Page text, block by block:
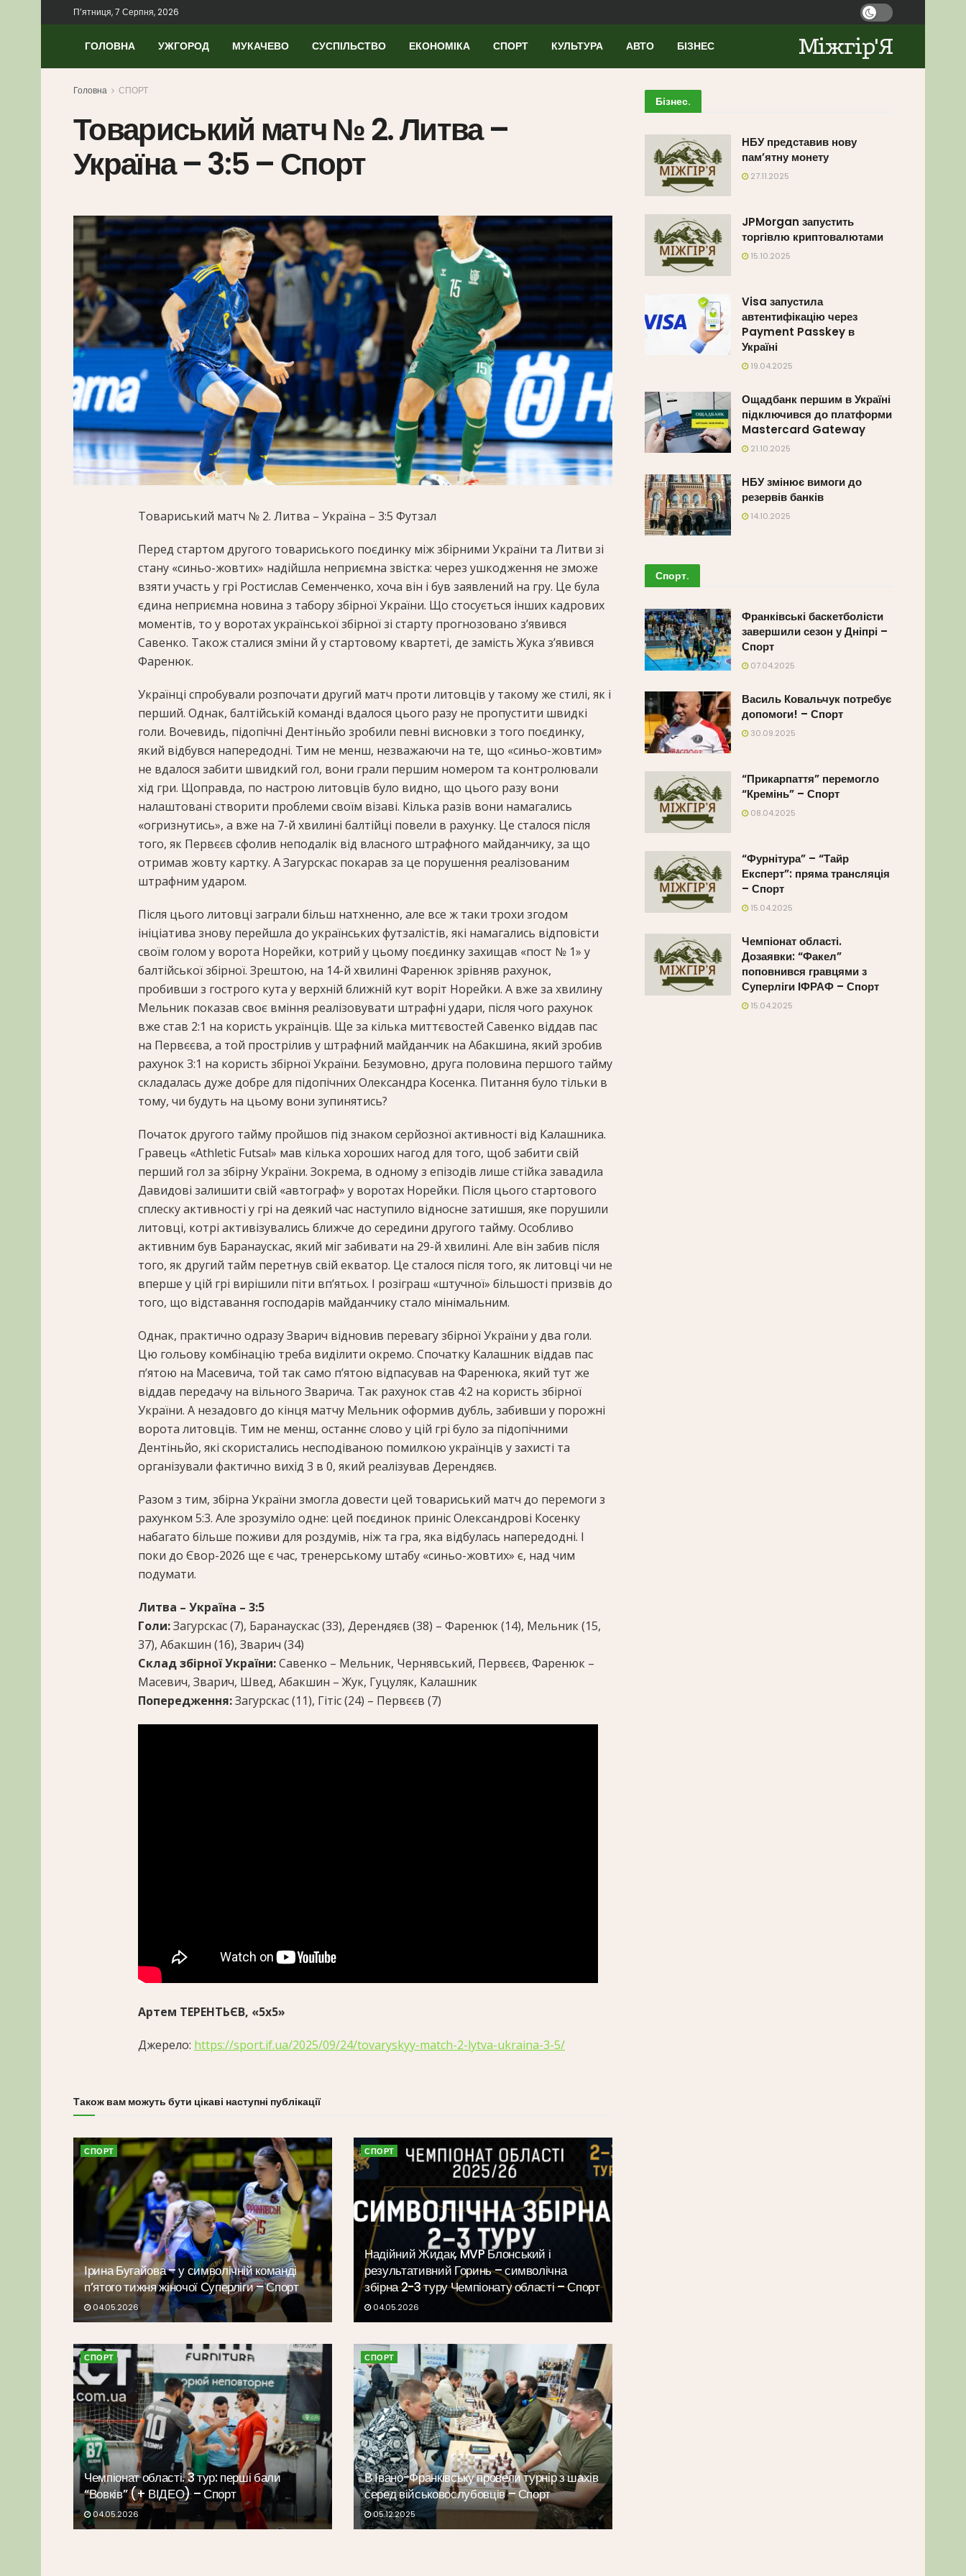
П’ятниця, 7 Серпня, 2026
ГОЛОВНА УЖГОРОД МУКАЧЕВО СУСПІЛЬСТВО ЕКОНОМІКА СПОРТ КУЛЬТУРА АВТО БІЗНЕС Міжгір'Я
Головна СПОРТ
Товариський матч № 2. Литва –
Україна – 3:5 – Спорт
Товариський матч № 2. Литва – Україна – 3:5 Футзал
Перед стартом другого товариського поєдинку між збірними України та Литви зі
стану «синьо-жовтих» надійшла неприємна звістка: через ушкодження не зможе
взяти участь у грі Ростислав Семенченко, хоча він і був заявлений на гру. Це була
єдина неприємна новина з табору збірної України. Що стосується інших кадрових
моментів, то у воротах української збірної зі старту прогнозовано з’явився
Савенко. Також сталися зміни й у стартовому квартеті, де замість Жука з’явився
Фаренюк.
Українці спробували розпочати другий матч проти литовців у такому же стилі, як і
перший. Однак, балтійській команді вдалося цього разу не пропустити швидкі
голи. Вочевидь, підопічні Дентіньйо зробили певні висновки з того поєдинку,
який відбувся напередодні. Тим не менш, незважаючи на те, що «синьо-жовтим»
не вдалося забити швидкий гол, вони грали першим номером та контролювали
хід гри. Щоправда, по настрою литовців було видно, що цього разу вони
налаштовані створити проблеми своїм візаві. Кілька разів вони намагались
«огризнутись», а вже на 7-й хвилині балтійці повели в рахунку. Це сталося після
того, як Первєєв сфолив неподалік від власного штрафного майданчику, за що
отримав жовту картку. А Загурскас покарав за це порушення реалізованим
штрафним ударом.
Після цього литовці заграли більш натхненно, але все ж таки трохи згодом
ініціатива знову перейшла до українських футзалістів, які намагались відповісти
своїм голом у ворота Норейки, котрий у цьому поєдинку захищав «пост № 1» у
балтійської збірної. Зрештою, на 14-й хвилині Фаренюк зрівняв рахунок,
пробивши з гострого кута у верхній ближній кут воріт Норейки. А вже за хвилину
Мельник показав своє вміння реалізовувати штрафні удари, після чого рахунок
вже став 2:1 на користь українців. Ще за кілька миттєвостей Савенко віддав пас
на Первєєва, а той прострілив у штрафний майданчик на Абакшина, який зробив
рахунок 3:1 на користь збірної України. Безумовно, друга половина першого тайму
складалась дуже добре для підопічних Олександра Косенка. Питання було тільки в
тому, чи будуть на цьому вони зупинятись?
Початок другого тайму пройшов під знаком серйозної активності від Калашника.
Гравець «Athletic Futsal» мав кілька хороших нагод для того, щоб забити свій
перший гол за збірну України. Зокрема, в одному з епізодів лише стійка завадила
Давидові залишити свій «автограф» у воротах Норейки. Після цього стартового
сплеску активності у грі на деякий час наступило відносне затишшя, яке порушили
литовці, котрі активізувались ближче до середини другого тайму. Особливо
активним був Баранаускас, який міг забивати на 29-й хвилині. Але він забив після
того, як другий тайм перетнув свій екватор. Це сталося після того, як литовці чи не
вперше у цій грі вирішили піти вп’ятьох. І розіграш «штучної» більшості призвів до
того, що відставання господарів майданчику стало мінімальним.
Однак, практично одразу Зварич відновив перевагу збірної України у два голи.
Цю гольову комбінацію треба виділити окремо. Спочатку Калашник віддав пас
п’ятою на Масевича, той так само п’ятою відпасував на Фаренюка, який тут же
віддав передачу на вільного Зварича. Так рахунок став 4:2 на користь збірної
України. А незадовго до кінця матчу Мельник оформив дубль, забивши у порожні
ворота литовців. Тим не менш, останнє слово у цій грі було за підопічними
Дентіньйо, які скористались несподіваною помилкою українців у захисті та
організували фактично вихід 3 в 0, який реалізував Дерендяєв.
Разом з тим, збірна України змогла довести цей товариський матч до перемоги з
рахунком 5:3. Але зрозуміло одне: цей поєдинок приніс Олександрові Косенку
набагато більше поживи для роздумів, ніж та гра, яка відбулась напередодні. І
поки до Євор-2026 ще є час, тренерському штабу «синьо-жовтих» є, над чим
подумати.
Литва – Україна – 3:5
Голи:Загурскас (7), Баранаускас (33), Дерендяєв (38) – Фаренюк (14), Мельник (15,
37), Абакшин (16), Зварич (34)
Склад збірної України:Савенко – Мельник, Чернявський, Первєєв, Фаренюк –
Масевич, Зварич, Швед, Абакшин – Жук, Гуцуляк, Калашник
Попередження:Загурскас (11), Гітіс (24) – Первєєв (7)
Артем ТЕРЕНТЬЄВ, «5х5»
Джерело: https://sport.if.ua/2025/09/24/tovaryskyy-match-2-lytva-ukraina-3-5/
Також вам можуть бути цікаві наступні публікації
СПОРТ
Ірина Бугайова – у символічній команді
п’ятого тижня жіночої Суперліги – Спорт
04.05.2026
СПОРТ
Надійний Жидак, MVP Блонський і
результативний Горинь – символічна
збірна 2-3 туру Чемпіонату області – Спорт
04.05.2026
СПОРТ
Чемпіонат області. 3 тур: перші бали
“Вовків” (+ ВІДЕО) – Спорт
04.05.2026
СПОРТ
В Івано-Франківську провели турнір з шахів
серед військовослубовців – Спорт
05.12.2025
Бізнес.
НБУ представив нову
пам’ятну монету
27.11.2025
JPMorgan запустить
торгівлю криптовалютами
15.10.2025
Visa запустила
автентифікацію через
Payment Passkey в
Україні
19.04.2025
Ощадбанк першим в Україні
підключився до платформи
Mastercard Gateway
21.10.2025
НБУ змінює вимоги до
резервів банків
14.10.2025
Спорт.
Франківські баскетболісти
завершили сезон у Дніпрі –
Спорт
07.04.2025
Василь Ковальчук потребує
допомоги! – Спорт
30.09.2025
“Прикарпаття” перемогло
“Кремінь” – Спорт
08.04.2025
“Фурнітура” – “Тайр
Експерт”: пряма трансляція
– Спорт
15.04.2025
Чемпіонат області.
Дозаявки: “Факел”
поповнився гравцями з
Суперліги ІФРАФ – Спорт
15.04.2025